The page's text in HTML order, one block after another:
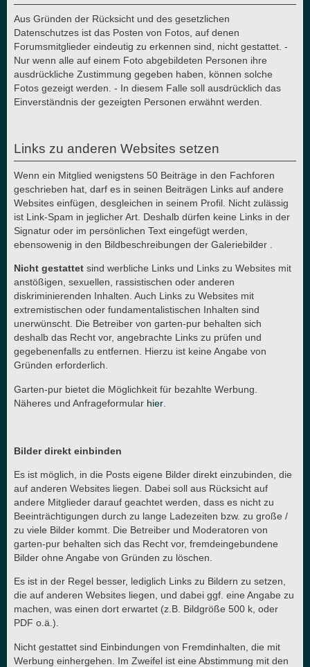
Aus Gründen der Rücksicht und des gesetzlichen
Datenschutzes ist das Posten von Fotos, auf denen
Forumsmitglieder eindeutig zu erkennen sind, nicht gestattet. -
Nur wenn alle auf einem Foto abgebildeten Personen ihre
ausdrückliche Zustimmung gegeben haben, können solche
Fotos gezeigt werden. - In diesem Falle soll ausdrücklich das
Einverständnis der gezeigten Personen erwähnt werden.
Links zu anderen Websites setzen
Wenn ein Mitglied wenigstens 50 Beiträge in den Fachforen
geschrieben hat, darf es in seinen Beiträgen Links auf andere
Websites einfügen, desgleichen in seinem Profil. Nicht zulässig
ist Link-Spam in jeglicher Art. Deshalb dürfen keine Links in der
Signatur oder im persönlichen Text eingefügt werden,
ebensowenig in den Bildbeschreibungen der Galeriebilder .
Nicht gestattet sind werbliche Links und Links zu Websites mit
anstößigen, sexuellen, rassistischen oder anderen
diskriminierenden Inhalten. Auch Links zu Websites mit
extremistischen oder fundamentalistischen Inhalten sind
unerwünscht. Die Betreiber von garten-pur behalten sich
deshalb das Recht vor, angebrachte Links zu prüfen und
gegebenenfalls zu entfernen. Hierzu ist keine Angabe von
Gründen erforderlich.
Garten-pur bietet die Möglichkeit für bezahlte Werbung.
Näheres und Anfrageformular hier
Bilder direkt einbinden
Es ist möglich, in die Posts eigene Bilder direkt einzubinden, die
auf anderen Websites liegen. Dabei soll aus Rücksicht auf
andere Mitglieder darauf geachtet werden, dass es nicht zu
Beeinträchtigungen durch zu lange Ladezeiten bzw. zu große /
zu viele Bilder kommt. Die Betreiber und Moderatoren von
garten-pur behalten sich das Recht vor, fremdeingebundene
Bilder ohne Angabe von Gründen zu löschen.
Es ist in der Regel besser, lediglich Links zu Bildern zu setzen,
die auf anderen Websites liegen, und dabei ggf. eine Angabe zu
machen, was einen dort erwartet (z.B. Bildgröße 500 k, oder
PDF o.ä.).
Nicht gestattet sind Einbindungen von Fremdinhalten, die mit
Werbung einhergehen. Im Zweifel ist eine Abstimmung mit den